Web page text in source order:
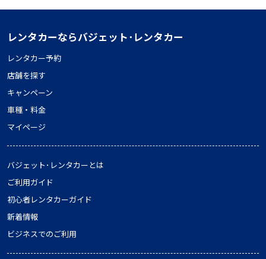
レンタカーならバジェット･レンタカー
レンタカー予約
店舗を探す
キャンペーン
車種・料金
マイページ
バジェット･レンタカーとは
ご利用ガイド
初心者レンタカーガイド
新着情報
ビジネスでのご利用